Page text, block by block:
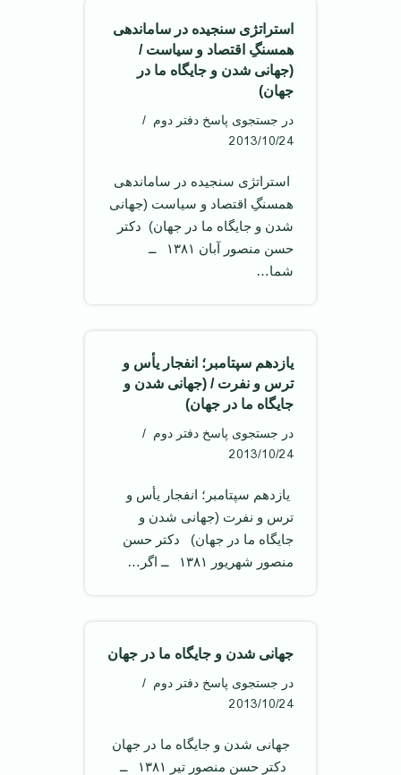
استراتژی سنجیده در ساماندهی
همسنگِ اقتصاد و سیاست /
(جهانی شدن و جایگاه ما در
جهان) ‌
در جستجوی پاسخ دفتر دوم
2013/10/24
‌ استراتژی سنجیده در ساماندهی
همسنگِ اقتصاد و سیاست (جهانی
شدن و جایگاه ما در جهان) ‌ دکتر
حسن منصور آبان ۱۳۸۱ ‌ ــ
شما…
یازدهم سپتامبر؛ انفجار یأس و
ترس و نفرت / (جهانی شدن و
جایگاه ما در جهان)
در جستجوی پاسخ دفتر دوم
2013/10/24
‌ یازدهم سپتامبر؛ انفجار یأس و
ترس و نفرت (جهانی شدن و
جایگاه ما در جهان) ‌ دکتر حسن
منصور شهریور ۱۳۸۱ ‌ ــ اگر…
جهانی شدن و جایگاه ما در جهان
در جستجوی پاسخ دفتر دوم
2013/10/24
‌ جهانی شدن و جایگاه ما در جهان
‌ دکتر حسن منصور تیر ۱۳۸۱ ‌ ــ